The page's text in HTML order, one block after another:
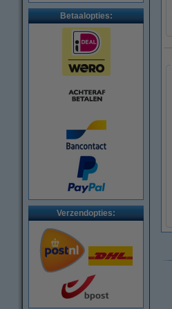
Betaalopties:
Verzendopties: